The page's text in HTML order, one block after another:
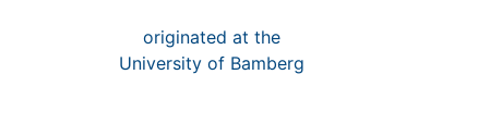
originated at the
University of Bamberg